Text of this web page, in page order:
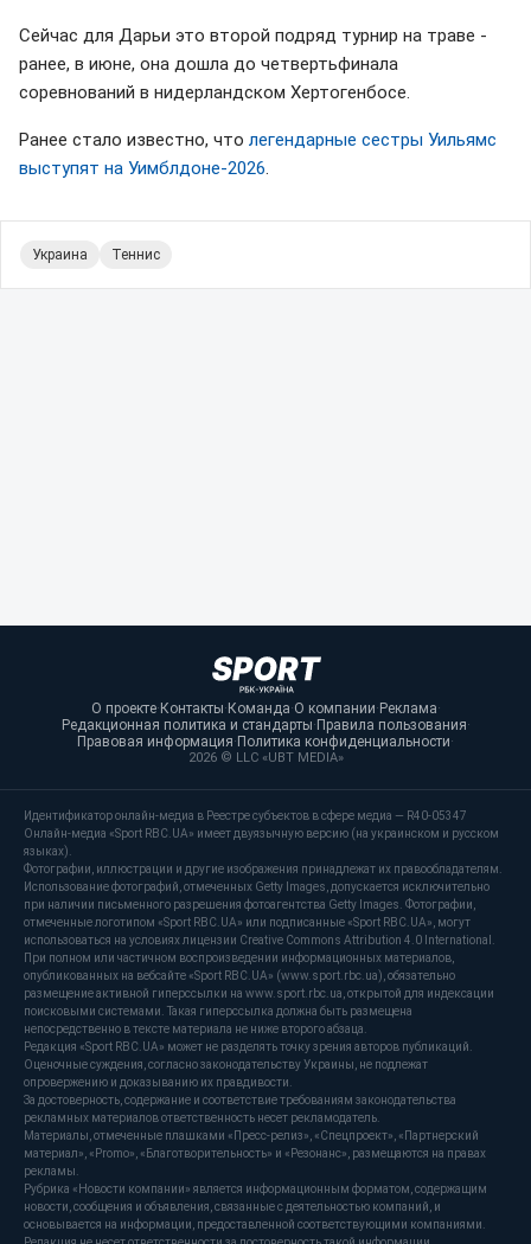
Сейчас для Дарьи это второй подряд турнир на траве -
ранее, в июне, она дошла до четвертьфинала
соревнований в нидерландском Хертогенбосе.
Ранее стало известно, что легендарные сестры Уильямс
выступят на Уимблдоне-2026
Украина Теннис
О проекте·Контакты·Команда·О компании·Реклама·
Редакционная политика и стандарты·Правила пользования·
Правовая информация·Политика конфиденциальности·
2026 © LLC «UBT MEDIA»
Идентификатор онлайн-медиа в Реестре субъектов в сфере медиа — R40-05347
Онлайн-медиа «Sport RBC.UA» имеет двуязычную версию (на украинском и русском
языках).
Фотографии, иллюстрации и другие изображения принадлежат их правообладателям.
Использование фотографий, отмеченных Getty Images, допускается исключительно
при наличии письменного разрешения фотоагентства Getty Images. Фотографии,
отмеченные логотипом «Sport RBC.UA» или подписанные «Sport RBC.UA», могут
использоваться на условиях лицензии Creative Commons Attribution 4.0 International.
При полном или частичном воспроизведении информационных материалов,
опубликованных на вебсайте «Sport RBC.UA» (www.sport.rbc.ua), обязательно
размещение активной гиперссылки на www.sport.rbc.ua, открытой для индексации
поисковыми системами. Такая гиперссылка должна быть размещена
непосредственно в тексте материала не ниже второго абзаца.
Редакция «Sport RBC.UA» может не разделять точку зрения авторов публикаций.
Оценочные суждения, согласно законодательству Украины, не подлежат
опровержению и доказыванию их правдивости.
За достоверность, содержание и соответствие требованиям законодательства
рекламных материалов ответственность несет рекламодатель.
Материалы, отмеченные плашками «Пресс-релиз», «Спецпроект», «Партнерский
материал», «Promo», «Благотворительность» и «Резонанс», размещаются на правах
рекламы.
Рубрика «Новости компании» является информационным форматом, содержащим
новости, сообщения и объявления, связанные с деятельностью компаний, и
основывается на информации, предоставленной соответствующими компаниями.